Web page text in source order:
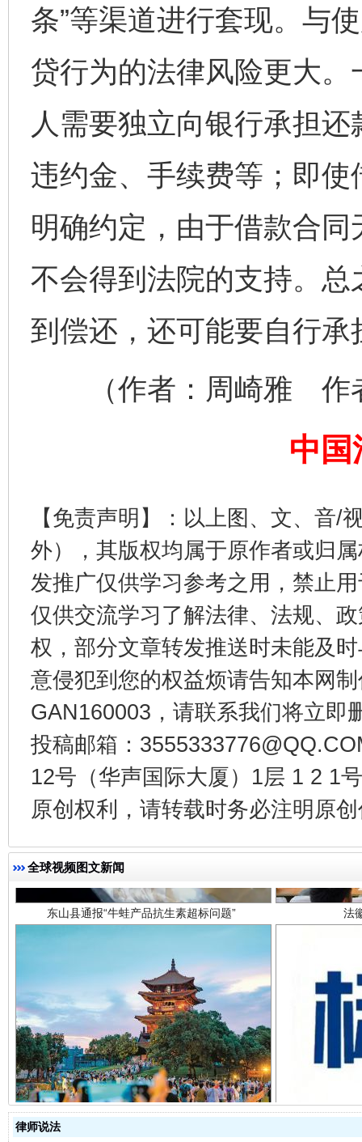
条”等渠道进行套现。与
贷行为的法律风险更大
人需要独立向银行承担
违约金、手续费等；即
明确约定，由于借款合
不会得到法院的支持。
到偿还，还可能要自行
（作者：周崎雅 作者
中国
【免责声明】：以上图、文、音/
外），其版权均属于原作者或归
发推广仅供学习参考之用，禁止
仅供交流学习了解法律、法规、
权，部分文章转发推送时未能及
意侵犯到您的权益烦请告知本网
GAN160003，请联系我们将立即
投稿邮箱：
12号（华声国际大厦）1层 1 2 1
原创权利，请转载时务必注明原
全球视频图文新闻
完善运行机制助力责任有效落实
公平竞争审查“十大案例”出炉！ 一纸欠
东山县通报“牛蛙产品抗生素超标问题” 法
千年窑火 生生不息
律师说法